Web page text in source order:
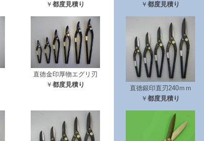
￥ 都度見積り
￥ 都度見積り
直徳金印厚物エグリ刃
￥ 都度見積り
直徳銀印直刃240ｍｍ
￥ 都度見積り